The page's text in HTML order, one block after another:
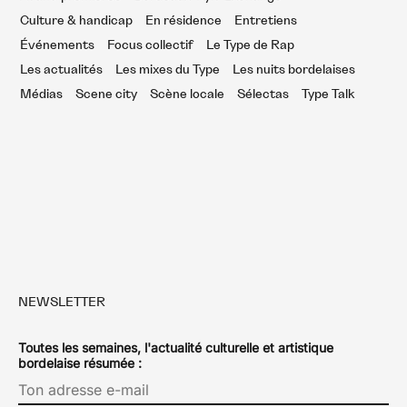
Culture & handicap
En résidence
Entretiens
Événements
Focus collectif
Le Type de Rap
Les actualités
Les mixes du Type
Les nuits bordelaises
Médias
Scene city Scène locale Sélectas Type Talk
NEWSLETTER
Toutes les semaines, l'actualité culturelle et artistique
bordelaise résumée :